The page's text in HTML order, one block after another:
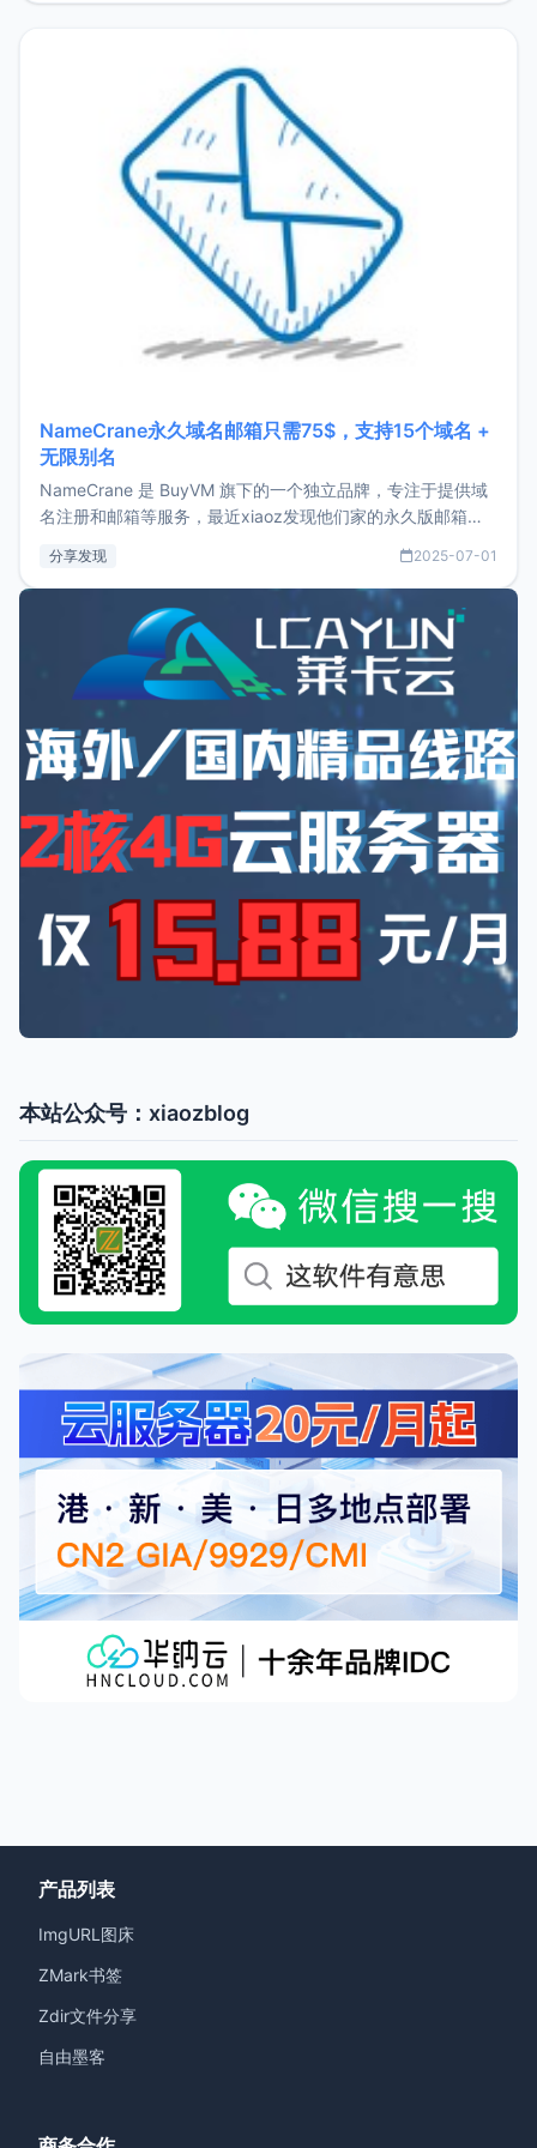
NameCrane永久域名邮箱只需75$，支持15个域名 +
无限别名
NameCrane 是 BuyVM 旗下的一个独立品牌，专注于提供域
名注册和邮箱等服务，最近xiaoz发现他们家的永久版邮箱服
又实惠的域名邮箱，不妨尝试一下 NameCrane。注册
NameCraneNameCrane不支持直接注册，必须要购买
分享发现 2025-07-01
本站公众号：xiaozblog
产品列表
ImgURL图床
ZMark书签
Zdir文件分享
自由墨客